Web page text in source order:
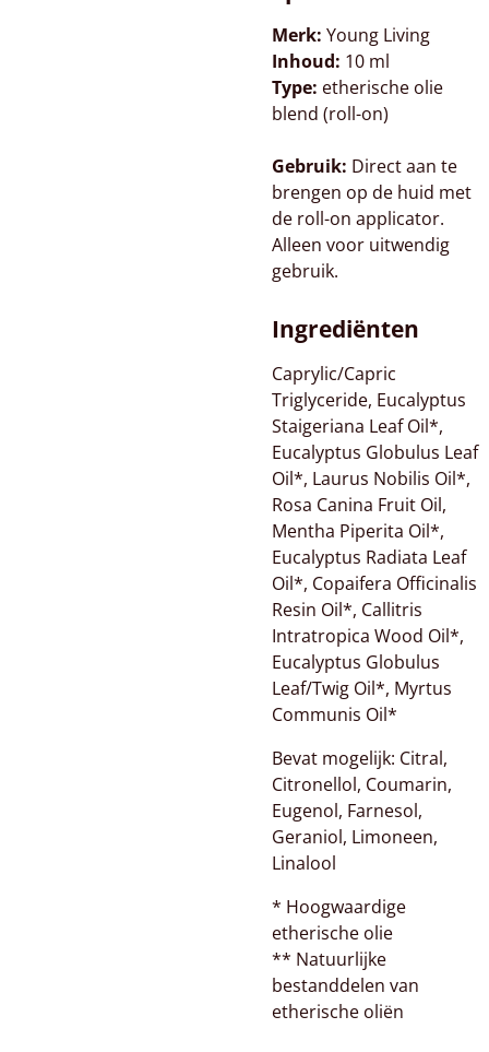
Merk: Young Living
Inhoud: 10 ml
Type: etherische olie
blend (roll-on)
Gebruik: Direct aan te
brengen op de huid met
de roll-on applicator.
Alleen voor uitwendig
gebruik.
Ingrediënten
Caprylic/Capric
Triglyceride, Eucalyptus
Staigeriana Leaf Oil*,
Eucalyptus Globulus Leaf
Oil*, Laurus Nobilis Oil*,
Rosa Canina Fruit Oil,
Mentha Piperita Oil*,
Eucalyptus Radiata Leaf
Oil*, Copaifera Officinalis
Resin Oil*, Callitris
Intratropica Wood Oil*,
Eucalyptus Globulus
Leaf/Twig Oil*, Myrtus
Communis Oil*
Bevat mogelijk: Citral,
Citronellol, Coumarin,
Eugenol, Farnesol,
Geraniol, Limoneen,
Linalool
* Hoogwaardige
etherische olie
** Natuurlijke
bestanddelen van
etherische oliën